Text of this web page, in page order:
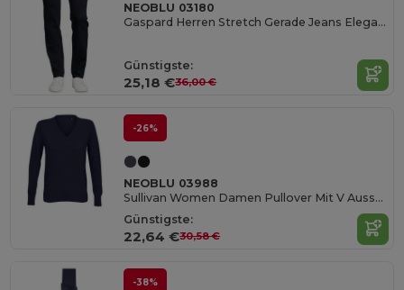
NEOBLU 03180
Gaspard Herren Stretch Gerade Jeans Eleganz
Günstigste:
25,18 €36,00 €
-26%
NEOBLU 03988
Sullivan Women Damen Pullover Mit V Ausschnitt
Günstigste:
22,64 €30,58 €
-38%